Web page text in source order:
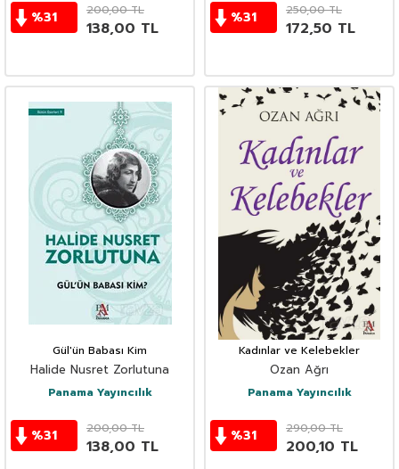
%31 200,00TL
138,00 TL
%31 250,00TL
172,50 TL
Gül'ün Babası Kim
Halide Nusret Zorlutuna
Panama Yayıncılık
%31 200,00TL
138,00 TL
Kadınlar ve Kelebekler
Ozan Ağrı
Panama Yayıncılık
%31 290,00TL
200,10 TL